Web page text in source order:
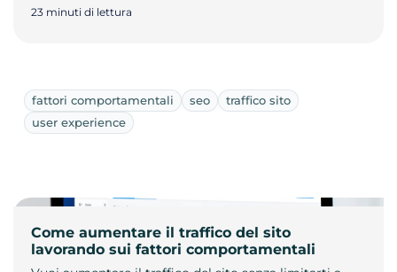
23 minuti di lettura
fattori comportamentali seo
traffico sito
user experience
Come aumentare il traffico del sito
lavorando sui fattori comportamentali